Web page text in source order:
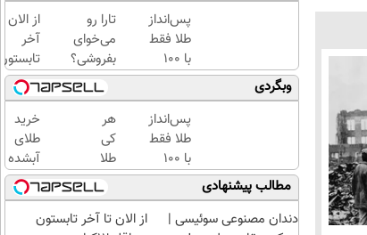
پس‌انداز
طلا فقط
با ۱۰۰
هزارتومان
(امن و
راحت)
تارا رو
می‌خوای
بفروشی؟
با
خودرو۴۵
یک‌روزه
بفروشش
از الان
آخر
حداقل
12کیلو
چربی
🧨
وبگردی
پس‌انداز
طلا فقط
با ۱۰۰
هزارتومان
(امن و
راحت)
هر
کی
طلا
داره،
غم
نداره!
خرید
طلای
آبشده
حتی با
۱۰۰هزارتومان
مطالب پیشنهادی
دندان مصنوعی سوئیسی |
از الان تا آخر تابستون